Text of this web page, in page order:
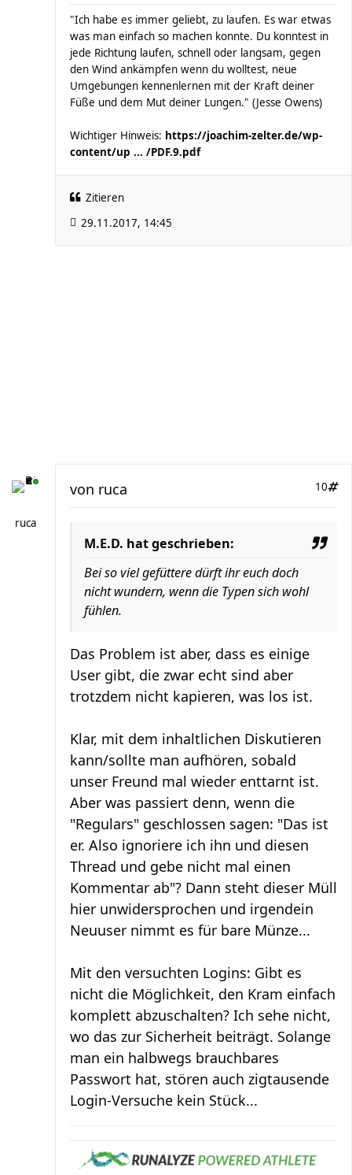
"Ich habe es immer geliebt, zu laufen. Es war etwas
was man einfach so machen konnte. Du konntest in
jede Richtung laufen, schnell oder langsam, gegen
den Wind ankämpfen wenn du wolltest, neue
Umgebungen kennenlernen mit der Kraft deiner
Füße und dem Mut deiner Lungen." (Jesse Owens)
Wichtiger Hinweis: https://joachim-zelter.de/wp-
content/up ... /PDF.9.pdf
Zitieren
29.11.2017, 14:45
ruca
10
von ruca
M.E.D. hat geschrieben:
Bei so viel gefüttere dürft ihr euch doch
nicht wundern, wenn die Typen sich wohl
fühlen.
Das Problem ist aber, dass es einige
User gibt, die zwar echt sind aber
trotzdem nicht kapieren, was los ist.
Klar, mit dem inhaltlichen Diskutieren
kann/sollte man aufhören, sobald
unser Freund mal wieder enttarnt ist.
Aber was passiert denn, wenn die
"Regulars" geschlossen sagen: "Das ist
er. Also ignoriere ich ihn und diesen
Thread und gebe nicht mal einen
Kommentar ab"? Dann steht dieser Müll
hier unwidersprochen und irgendein
Neuuser nimmt es für bare Münze...
Mit den versuchten Logins: Gibt es
nicht die Möglichkeit, den Kram einfach
komplett abzuschalten? Ich sehe nicht,
wo das zur Sicherheit beiträgt. Solange
man ein halbwegs brauchbares
Passwort hat, stören auch zigtausende
Login-Versuche kein Stück...